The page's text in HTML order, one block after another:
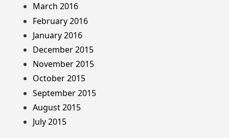
March 2016
February 2016
January 2016
December 2015
November 2015
October 2015
September 2015
August 2015
July 2015